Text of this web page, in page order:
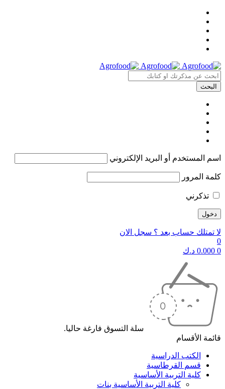
اسم المستخدم أو البريد الإلكتروني
كلمة المرور
تذكرني
لا تمتلك حساب بعد ؟ سجل الان
0
0
0.000 د.ك
سلة التسوق فارغة حاليا.
قائمة الأقسام
الكتب الدراسية
قسم القرطاسية
كلية التربية الأساسية
كلية التربية الأساسية بنات